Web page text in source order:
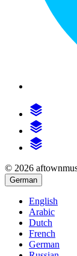
© 2026
German
English
Arabic
Dutch
French
German